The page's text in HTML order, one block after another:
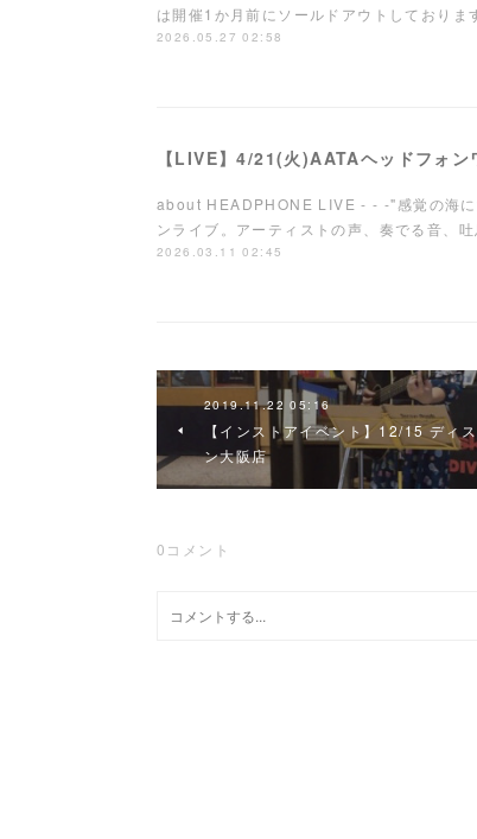
は開催1か月前にソールドアウトしており
2026.05.27 02:58
【LIVE】4/21(火)AATAヘッドフォン
about HEADPHONE LIVE - - -"感覚の海に
ンライブ。アーティストの声、奏でる音、
2026.03.11 02:45
2019.11.22 05:16
【インストアイベント】12/15 ディ
ン大阪店
0 コメント